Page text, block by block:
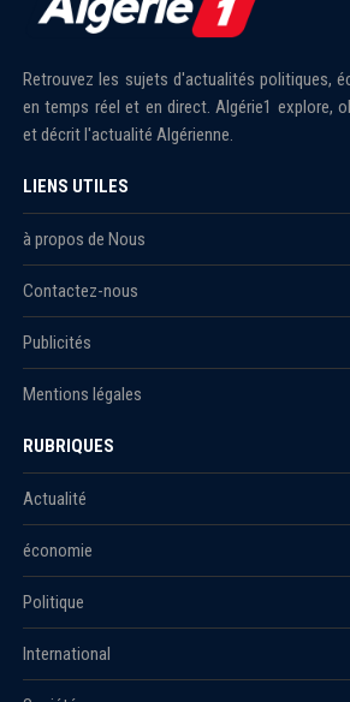
Retrouvez les sujets d'actualités politiques,
en temps réel et en direct. Algérie1 explore,
et décrit l'actualité Algérienne.
LIENS UTILES
à propos de Nous
Contactez-nous
Publicités
Mentions légales
RUBRIQUES
Actualité
économie
Politique
International